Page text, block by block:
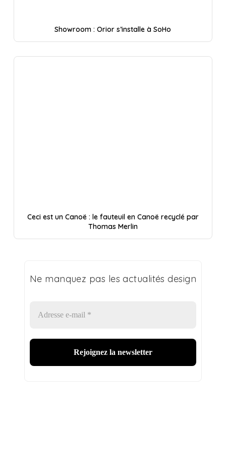
Showroom : Orior s’installe à SoHo
Ceci est un Canoë : le fauteuil en Canoë recyclé par
Thomas Merlin
Ne manquez pas les actualités design